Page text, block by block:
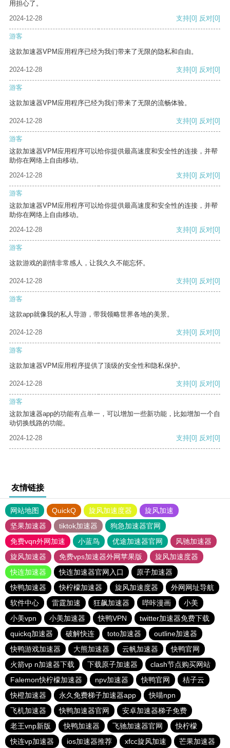
用担心了。
2024-12-28
支持[0] 反对[0]
游客
这款加速器VPM应用程序已经为我们带来了无限的隐私和自由。
2024-12-28 支持[0] 反对[0]
游客
这款加速器VPM应用程序已经为我们带来了无限的流畅体验。
2024-12-28 支持[0] 反对[0]
游客
这款加速器VPM应用程序可以给你提供最高速度和安全性的连接，并帮
助你在网络上自由移动。
2024-12-28
支持[0] 反对[0]
游客
这款加速器VPM应用程序可以给你提供最高速度和安全性的连接，并帮
助你在网络上自由移动。
2024-12-28
支持[0] 反对[0]
游客
这款游戏的剧情非常感人，让我久久不能忘怀。
2024-12-28 支持[0] 反对[0]
游客
这款app就像我的私人导游，带我领略世界各地的美景。
2024-12-28 支持[0] 反对[0]
游客
这款加速器VPM应用程序提供了顶级的安全性和隐私保护。
2024-12-28 支持[0] 反对[0]
游客
这款加速器app的功能有点单一，可以增加一些新功能，比如增加一个自
动切换线路的功能。
2024-12-28
支持[0] 反对[0]
友情链接
网站地图 QuickQ 旋风加速度器
旋风加速
坚果加速器
tiktok加速器
狗急加速器官网
免费vqn外网加速
小蓝鸟 优途加速器官网
风驰加速器
旋风加速器
免费vps加速器外网苹果版
旋风加速度器
快连加速器
快连加速器官网入口
原子加速器
快鸭加速器
快柠檬加速器 旋风加速度器
外网网址导航
软件中心
雷霆加速 狂飙加速器 哔咔漫画
小美
小美vpn
小美加速器 快鸭VPN
twitter加速器免费下载
quickq加速器
破解快连 toto加速器
outline加速器
快鸭游戏加速器
大熊加速器 云帆加速器
快鸭官网
火箭vp n加速器下载
下载原子加速器
clash节点购买网站
Falemon快柠檬加速器
npv加速器 快鸭官网
桔子云
快橙加速器
永久免费梯子加速器app
快喵npn
飞机加速器
快鸭加速器官网
安卓加速器梯子免费
老王vnp新版
快鸭加速器 飞驰加速器官网
快柠檬
快连vp加速器
ios加速器推荐 xfcc旋风加速 芒果加速器